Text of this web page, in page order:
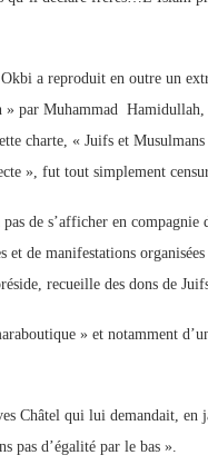
a reproduit en outre un
» par Muhammad
charte, « Juifs et
», fut tout simplement
de s’afficher en compagnie
de manifestations organisées
recueille des dons de
» et notamment
Châtel qui lui demandait, en
pas d’égalité par le bas ».